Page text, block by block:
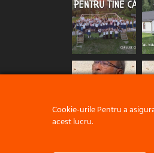
Cookie-urile Pentru a
acest lucru.